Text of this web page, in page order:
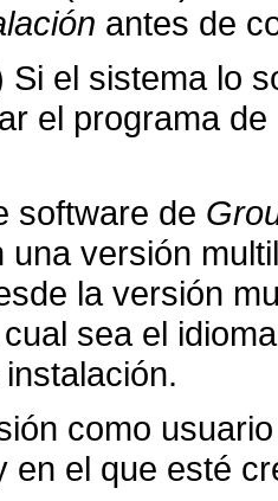
antes de
Si el sistema lo
el programa
software de
una versión
la versión
sea el
como
en el que esté